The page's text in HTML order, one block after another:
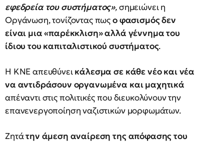
εφεδρεία του συστήματος»,σημειώνει η
Οργάνωση, τονίζοντας πωςο φασισμός δεν
είναι μια «παρέκκλιση» αλλά γέννημα του
ίδιου του καπιταλιστικού συστήματος.
Η ΚΝΕ απευθύνεικάλεσμα σε κάθε νέο και νέα
να αντιδράσουν οργανωμένα και μαχητικά
απέναντι στις πολιτικές που διευκολύνουν την
επανενεργοποίηση ναζιστικών μορφωμάτων.
Ζητάτην άμεση αναίρεση της απόφασης του